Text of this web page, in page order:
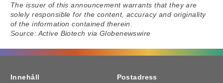
The issuer of this announcement warrants that they are
solely responsible for the content, accuracy and originality
of the information contained therein.
Source: Active Biotech via Globenewswire
Innehåll Postadress